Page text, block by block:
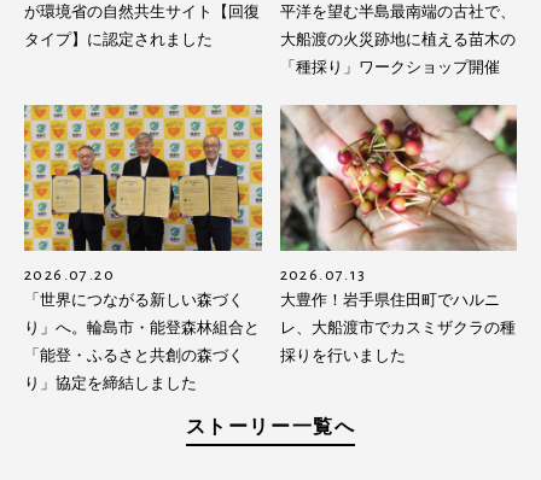
が環境省の自然共生サイト【回復
タイプ】に認定されました
平洋を望む半島最南端の古社で、
大船渡の火災跡地に植える苗木の
「種採り」ワークショップ開催
2026.07.20
「世界につながる新しい森づく
り」へ。輪島市・能登森林組合と
「能登・ふるさと共創の森づく
り」協定を締結しました
2026.07.13
大豊作！岩手県住田町でハルニ
レ、大船渡市でカスミザクラの種
採りを行いました
ストーリー一覧へ